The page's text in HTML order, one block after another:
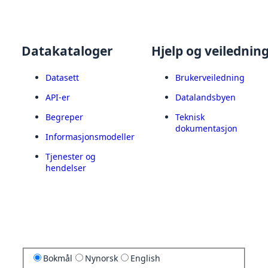
Datakataloger
Datasett
API-er
Begreper
Informasjonsmodeller
Tjenester og
hendelser
Hjelp og
Brukerveiledning
Datalandsbyen
Teknisk
dokumentasjon
Bokmål Nynorsk English